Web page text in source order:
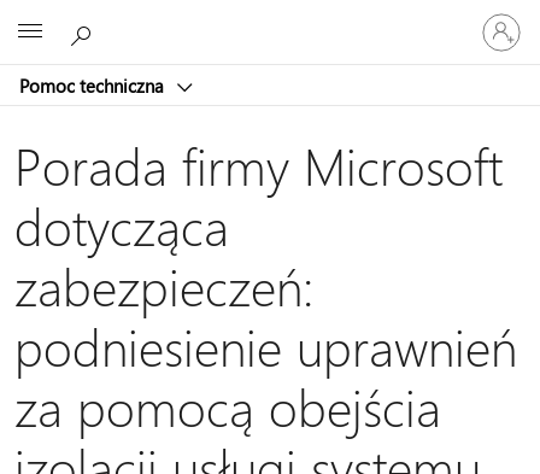
Pomoc techniczna
Zaloguj
się
do
konta
Porada firmy Microsoft
dotycząca
zabezpieczeń:
podniesienie uprawnień
za pomocą obejścia